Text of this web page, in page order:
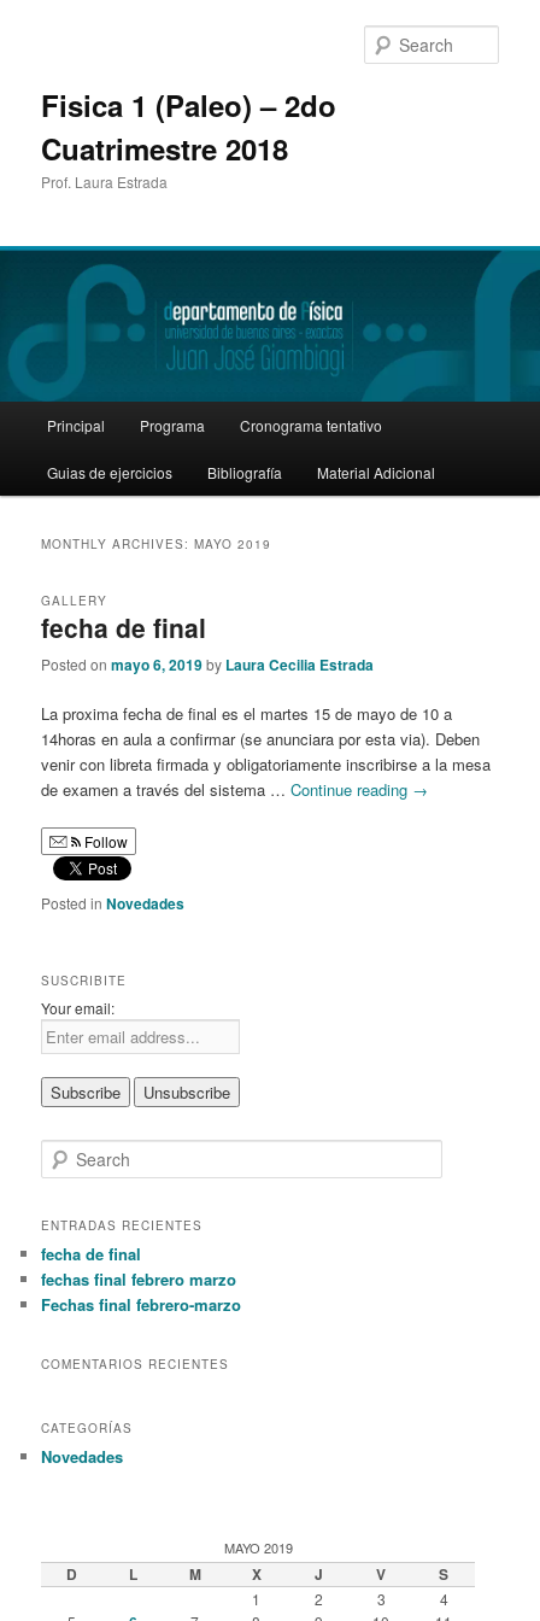
Fisica 1 (Paleo) – 2do
Cuatrimestre 2018
Prof. Laura Estrada
Skip
to
Skip
to
Principal Programa Cronograma tentativo
Guias de ejercicios Bibliografía Material Adicional
MONTHLY ARCHIVES:MAYO 2019
fecha de final
GALLERY
Posted onmayo 6, 2019by Laura Cecilia Estrada
La proxima fecha de final es el martes 15 de mayo de 10 a
14horas en aula a confirmar (se anunciara por esta via). Deben
venir con libreta firmada y obligatoriamente inscribirse a la mesa
de examen a través del sistema …Continue reading →
Follow
Posted in Novedades
SUSCRIBITE
Your email:
e
r
h
ENTRADAS RECIENTES
fecha de final
fechas final febrero marzo
Fechas final febrero-marzo
COMENTARIOS RECIENTES
CATEGORÍAS
Novedades
MAYO 2019
D L M X J V S
1 2 3
4